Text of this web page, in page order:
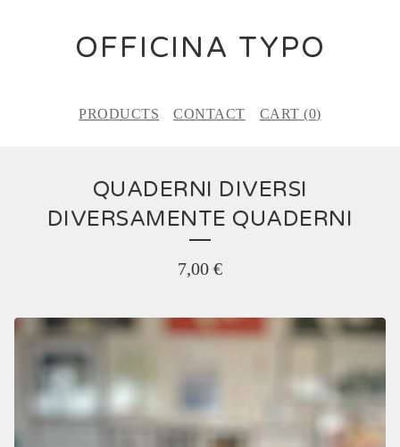
OFFICINA TYPO
PRODUCTS CONTACT CART (0)
QUADERNI DIVERSI
DIVERSAMENTE QUADERNI
7,00 €